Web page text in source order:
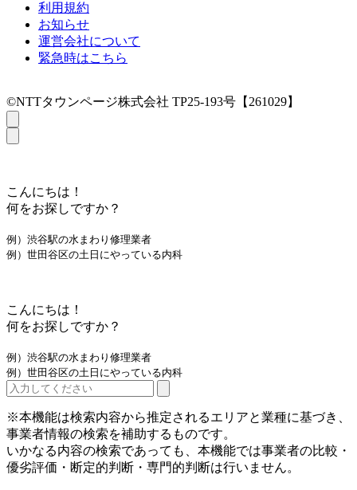
利用規約
お知らせ
運営会社について
緊急時はこちら
©NTTタウンページ株式会社 TP25-193号【261029】
こんにちは！
何をお探しですか？
例）渋谷駅の水まわり修理業者
例）世田谷区の土日にやっている内科
こんにちは！
何をお探しですか？
例）渋谷駅の水まわり修理業者
例）世田谷区の土日にやっている内科
※本機能は検索内容から推定されるエリアと業種に基づき、
事業者情報の検索を補助するものです。
いかなる内容の検索であっても、本機能では事業者の比較・
優劣評価・断定的判断・専門的判断は行いません。